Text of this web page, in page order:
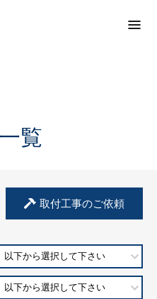
覧
取付工事のご依頼
以下から選択して下さい
以下から選択して下さい